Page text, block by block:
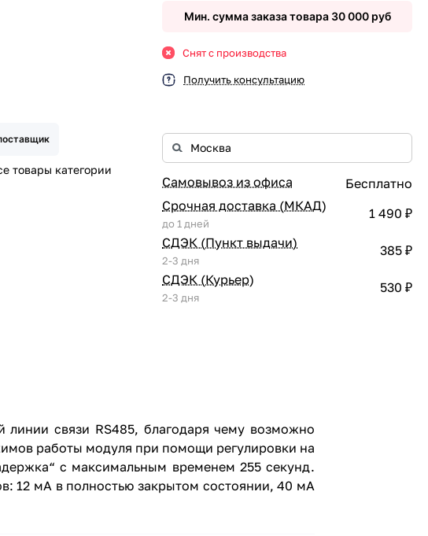
товары категории
Мин. сумма заказа товара 30 000 руб
Снят с производства
Получить консультацию
Самовывоз из офиса
Бесплатно
Срочная доставка (МКАД)
до 1 дней
1 490 ₽
СДЭК (Пункт выдачи)
2-3 дня
385 ₽
СДЭК (Курьер)
2-3 дня
530 ₽
линии связи RS485, благодаря чему возможно
работы модуля при помощи регулировки на
с максимальным временем 255 секунд.
12 мА в полностью закрытом состоянии, 40 мА